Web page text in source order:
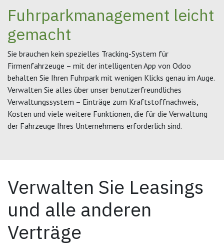
Fuhrparkmanagement leicht
gemacht
Sie brauchen kein spezielles Tracking-System für
Firmenfahrzeuge – mit der intelligenten App von Odoo
behalten Sie Ihren Fuhrpark mit wenigen Klicks genau im Auge.
Verwalten Sie alles über unser benutzerfreundliches
Verwaltungssystem – Einträge zum Kraftstoffnachweis,
Kosten und viele weitere Funktionen, die für die Verwaltung
der Fahrzeuge Ihres Unternehmens erforderlich sind.
Verwalten Sie Leasings
und alle anderen
Verträge